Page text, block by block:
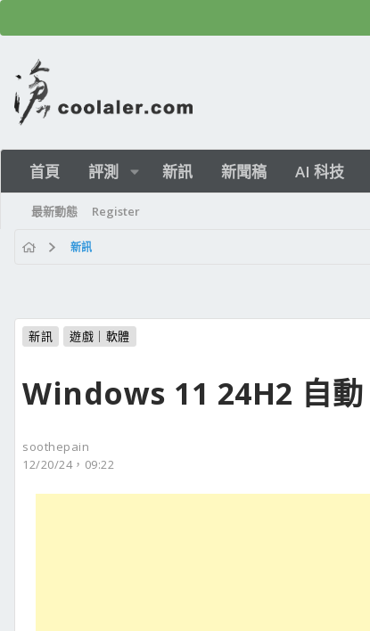
首頁 評測 新訊 新聞稿 AI 科技
最新動態 Register
新訊
新訊 遊戲｜軟體
Windows 11 24H2 自動
soothepain
12/20/24，09:22